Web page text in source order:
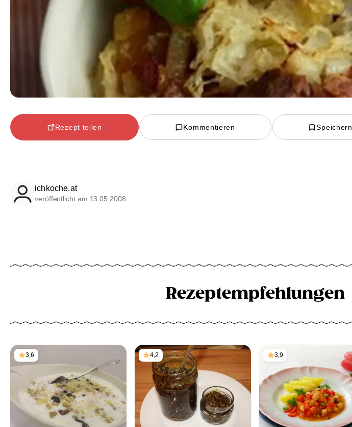
Rezept teilen Kommentieren Speichern
ichkoche.at
veröffentlicht am 13.05.2008
Rezeptempfehlungen
3,6 4,2 3,9